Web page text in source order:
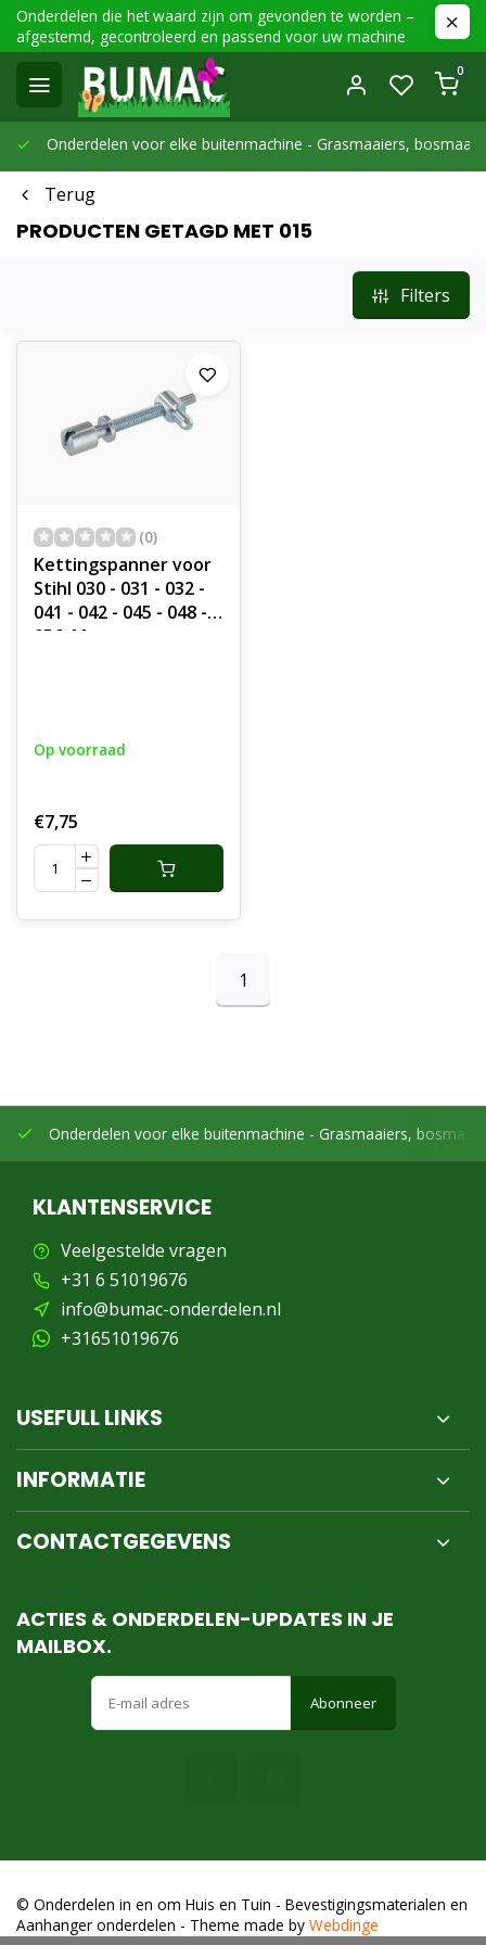
Onderdelen die het waard zijn om gevonden te worden –
afgestemd, gecontroleerd en passend voor uw machine
0
Onderdelen voor elke buitenmachine - Grasmaaiers,
Terug
PRODUCTEN GETAGD MET 015
Filters
(0)
Kettingspanner voor
Stihl 030 - 031 - 032 -
041 - 042 - 045 - 048 -
056, Motorzaag,
Op voorraad
€7,75
1
Onderdelen voor elke buitenmachine - Grasmaaiers,
KLANTENSERVICE
Veelgestelde vragen
+31 6 51019676
info@bumac-onderdelen.nl
+31651019676
USEFULL LINKS
INFORMATIE
CONTACTGEGEVENS
ACTIES & ONDERDELEN-UPDATES IN JE
MAILBOX.
Abonneer
© Onderdelen in en om Huis en Tuin - Bevestigingsmaterialen en
Aanhanger onderdelen - Theme made by Webdinge